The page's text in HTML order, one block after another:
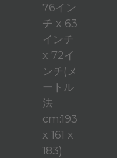
76イン
チ x 63
インチ
x 72イ
ンチ(メ
ートル
法
cm:193
x 161 x
183)